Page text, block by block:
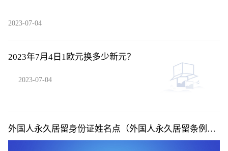
2023-07-04
2023年7月4日1欧元换多少新元？
2023-07-04
外国人永久居留身份证姓名点（外国人永久居留条例投
票）|当前快讯